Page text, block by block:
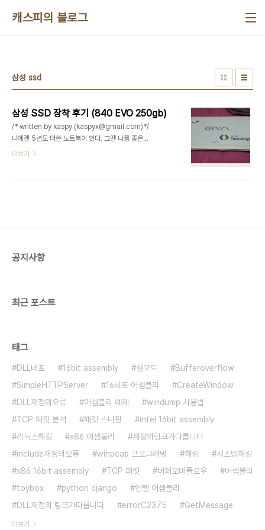
캐스피의 블로그
삼성 ssd
삼성 SSD 장착 후기 (840 EVO 250gb)
/* written by kaspy (kaspyx@gmail.com)*/
나에겐 5년도 더쓴 노트북이 있다. 그땐 나름 좋은
노트북에 속해있었지만.. 지금은 완전 구형인 소니 바
다. 삼성 ssd의 모델은 840EVO (MZ-
더보기
공지사항
최근 포스트
태그
DLL배포 16bit assembly 쉘코드
Bufferoverflow
SimpleHTTPServer
16비트 어셈블리
CreateWindow
DLL재정의오류
어셈블리 예제
windump 사용법
TCP 패킷 분석
패킷 스니핑
intel 16bit assembly
리눅스해킹
x86 어셈블리
재정의링크가다릅니다
include재정의오류
winpcap 프로그래밍 해킹
시스템해킹
x86 16bit assembly
TCP 패킷 버퍼오버플로우
어셈블리
toybox
python django
인텔 어셈블리
DLL재정의.링크가다릅니다
errorC2375 GetMessage
더보기